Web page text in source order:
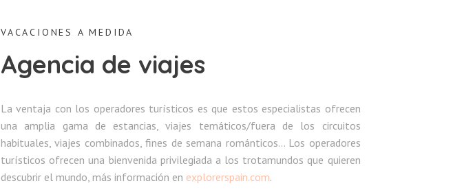
VACACIONES A MEDIDA
Agencia de viajes
La ventaja con los operadores turísticos es que estos especialistas ofrecen
una amplia gama de estancias, viajes temáticos/fuera de los circuitos
habituales, viajes combinados, fines de semana románticos… Los operadores
turísticos ofrecen una bienvenida privilegiada a los trotamundos que quieren
descubrir el mundo, más información en explorerspain.com.